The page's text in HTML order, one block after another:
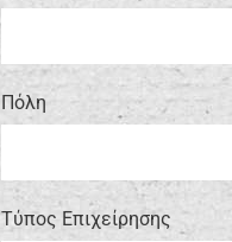
Πόλη
Τύπος Επιχείρησης